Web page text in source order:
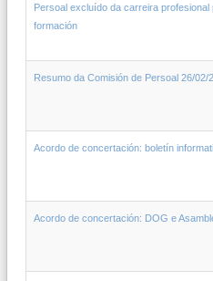
Persoal excluído da carreira profesional
formación
Resumo da Comisión de Persoal 26/02/
Acordo de concertación: boletín
Acordo de concertación: DOG e